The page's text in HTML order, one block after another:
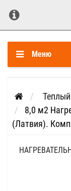
Меню
8,0 м2
(Латвия).